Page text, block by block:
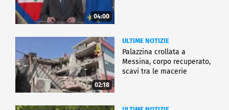
04:00
02:18
ULTIME NOTIZIE
Palazzina crollata a
Messina, corpo recuperato,
scavi tra le macerie